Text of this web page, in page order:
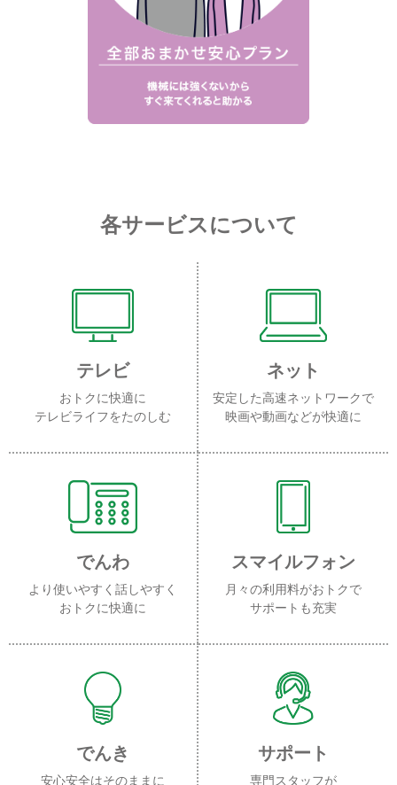
各サービスについて
テレビ
おトクに快適に
テレビライフをたのしむ
ネット
安定した高速ネットワークで
映画や動画などが快適に
でんわ
より使いやすく話しやすく
おトクに快適に
スマイルフォン
月々の利用料がおトクで
サポートも充実
でんき
安心安全はそのままに
サポート
専門スタッフが